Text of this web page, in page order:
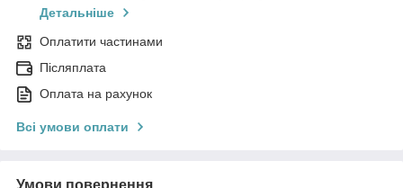
Детальніше
Оплатити частинами
Післяплата
Оплата на рахунок
Всі умови оплати